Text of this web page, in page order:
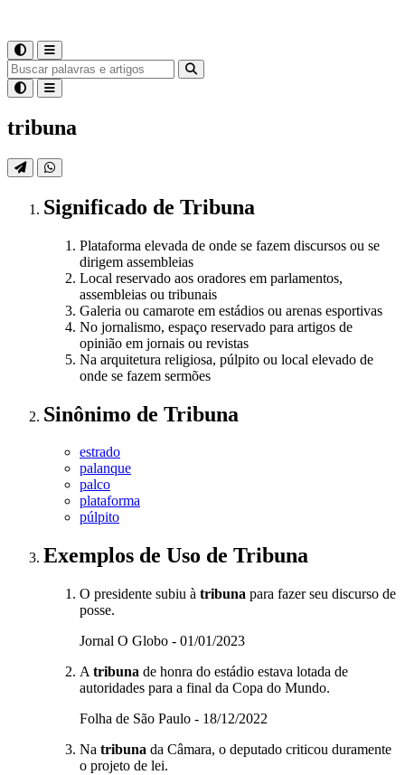
tribuna
Significado de Tribuna
Plataforma elevada de onde se fazem discursos ou se
dirigem assembleias
Local reservado aos oradores em parlamentos,
assembleias ou tribunais
Galeria ou camarote em estádios ou arenas esportivas
No jornalismo, espaço reservado para artigos de
opinião em jornais ou revistas
Na arquitetura religiosa, púlpito ou local elevado de
onde se fazem sermões
Sinônimo de Tribuna
estrado
palanque
palco
plataforma
púlpito
Exemplos de Uso de Tribuna
O presidente subiu à tribuna para fazer seu discurso de
posse.
Jornal O Globo - 01/01/2023
A tribuna de honra do estádio estava lotada de
autoridades para a final da Copa do Mundo.
Folha de São Paulo - 18/12/2022
Na tribuna da Câmara, o deputado criticou duramente
o projeto de lei.